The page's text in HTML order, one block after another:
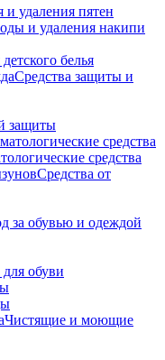
и удаления пятен
и удаления накипи
белья
Средства защиты и
защиты
средства
Средства от
за обувью и одеждой
обуви
Чистящие и моющие